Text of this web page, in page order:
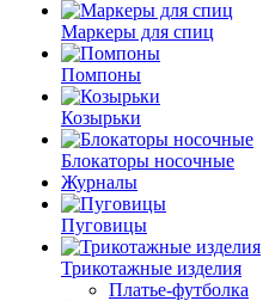
Маркеры для спиц
Помпоны
Козырьки
Блокаторы носочные
Журналы
Пуговицы
Трикотажные изделия
Платье-футболка